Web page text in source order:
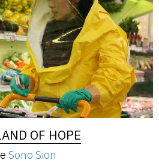
OF HOPE
Sono Sion